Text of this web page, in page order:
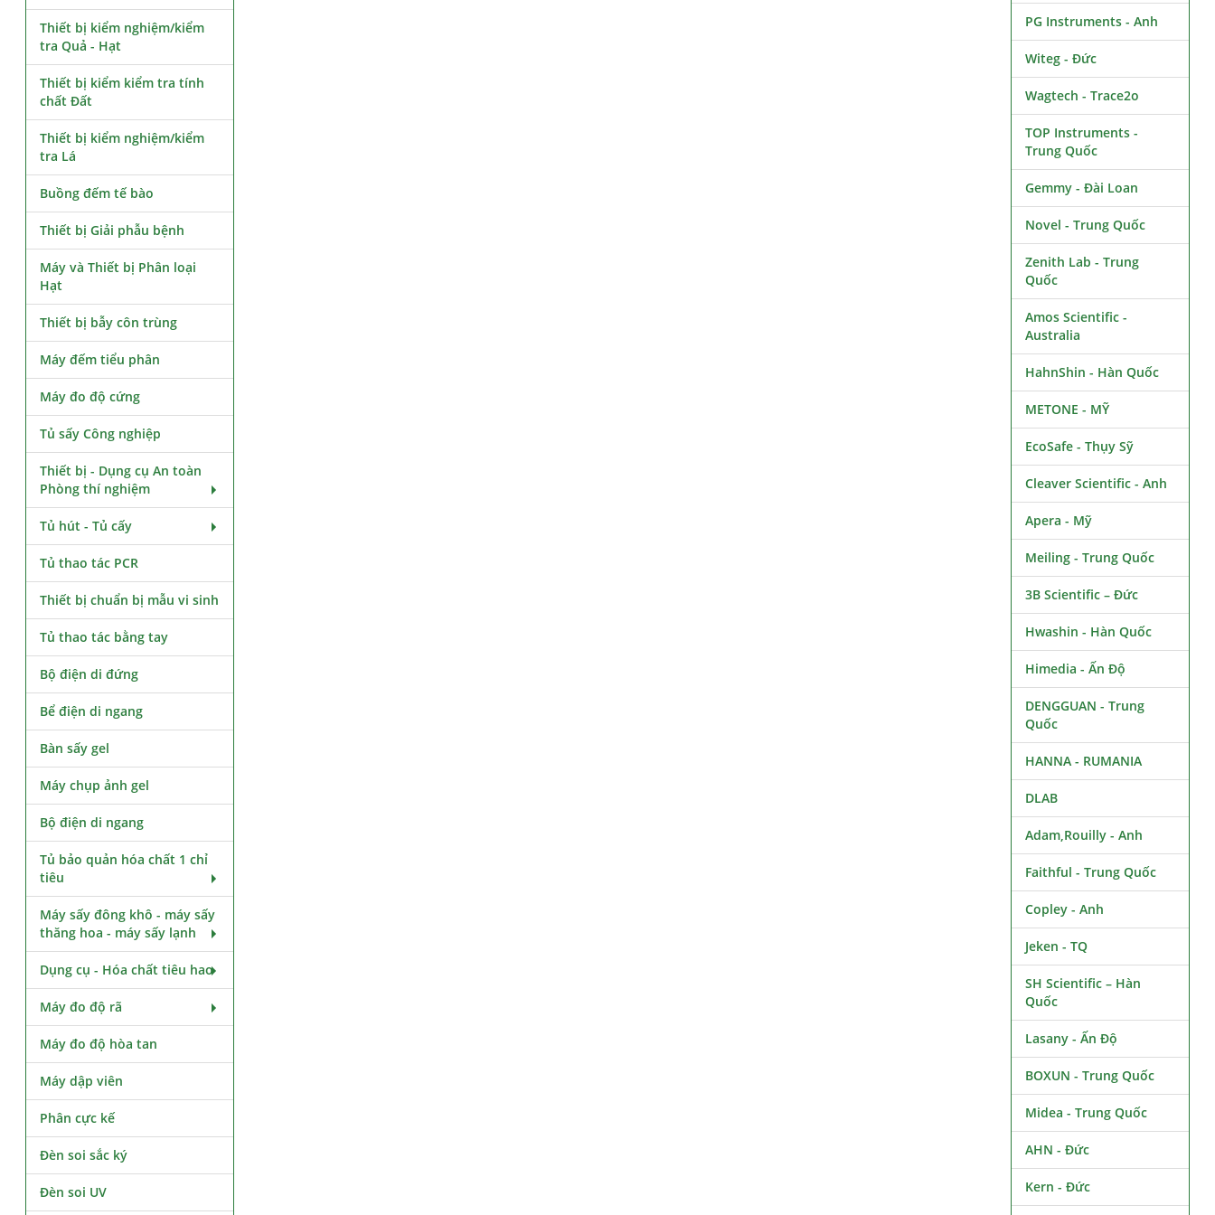
Thiết bị kiểm nghiệm/kiểm
tra Quả - Hạt
Thiết bị kiểm kiểm tra tính
chất Đất
Thiết bị kiểm nghiệm/kiểm
tra Lá
Buồng đếm tế bào
Thiết bị Giải phẫu bệnh
Máy và Thiết bị Phân loại
Hạt
Thiết bị bẫy côn trùng
Máy đếm tiểu phân
Máy đo độ cứng
Tủ sấy Công nghiệp
Thiết bị - Dụng cụ An toàn
Phòng thí nghiệm
Tủ hút - Tủ cấy
Tủ thao tác PCR
Thiết bị chuẩn bị mẫu vi sinh
Tủ thao tác bằng tay
Bộ điện di đứng
Bể điện di ngang
Bàn sấy gel
Máy chụp ảnh gel
Bộ điện di ngang
Tủ bảo quản hóa chất 1 chỉ
tiêu
Máy sấy đông khô - máy sấy
thăng hoa - máy sấy lạnh
Dụng cụ - Hóa chất tiêu hao
Máy đo độ rã
Máy đo độ hòa tan
Máy dập viên
Phân cực kế
Đèn soi sắc ký
Đèn soi UV
PG Instruments - Anh
Witeg - Đức
Wagtech - Trace2o
TOP Instruments -
Trung Quốc
Gemmy - Đài Loan
Novel - Trung Quốc
Zenith Lab - Trung
Quốc
Amos Scientific -
Australia
HahnShin - Hàn Quốc
METONE - MỸ
EcoSafe - Thụy Sỹ
Cleaver Scientific - Anh
Apera - Mỹ
Meiling - Trung Quốc
3B Scientific – Đức
Hwashin - Hàn Quốc
Himedia - Ấn Độ
DENGGUAN - Trung
Quốc
HANNA - RUMANIA
DLAB
Adam,Rouilly - Anh
Faithful - Trung Quốc
Copley - Anh
Jeken - TQ
SH Scientific – Hàn
Quốc
Lasany - Ấn Độ
BOXUN - Trung Quốc
Midea - Trung Quốc
AHN - Đức
Kern - Đức